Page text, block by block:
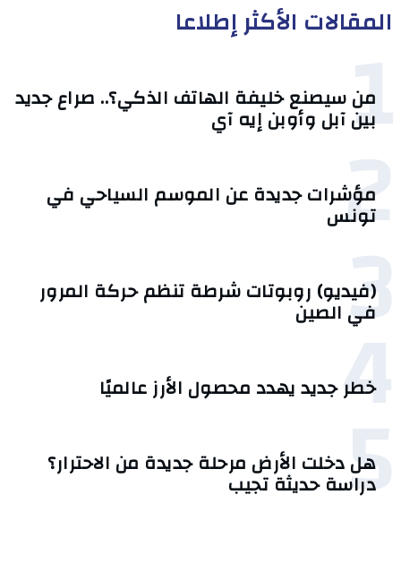
المقالات الأكثر إطلاعا
1
من سيصنع خليفة الهاتف الذكي؟.. صراع جديد
بين آبل وأوبن إيه آي
2
مؤشرات جديدة عن الموسم السياحي في
تونس
3
(فيديو) روبوتات شرطة تنظم حركة المرور
في الصين
4
خطر جديد يهدد محصول الأرز عالميًا
5
هل دخلت الأرض مرحلة جديدة من الاحترار؟
دراسة حديثة تجيب